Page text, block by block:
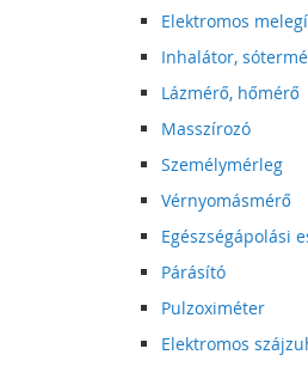
Elektromos
Inhalátor,
Lázmérő, hőmérő
Masszírozó
Személymérleg
Vérnyomásmérő
Egészségápolási
Párásító
Pulzoximéter
Elektromos